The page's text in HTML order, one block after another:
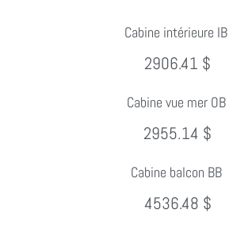
Cabine intérieure IB
2906.41 $
Cabine vue mer OB
2955.14 $
Cabine balcon BB
4536.48 $